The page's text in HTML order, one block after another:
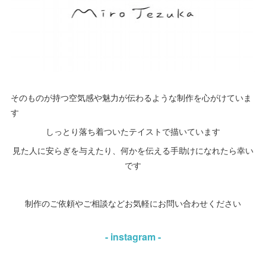
そのものが持つ空気感や魅力が伝わるような制作を心がけていま
す
しっとり落ち着ついたテイストで描いています
見た人に安らぎを与えたり、何かを伝える手助けになれたら幸い
です
制作のご依頼やご相談などお気軽にお問い合わせください
- instagram -